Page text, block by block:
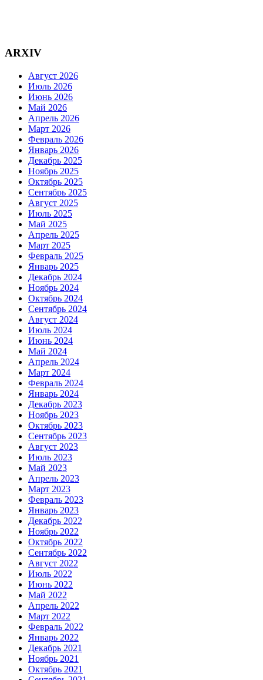
ARXIV
Август 2026
Июль 2026
Июнь 2026
Май 2026
Апрель 2026
Март 2026
Февраль 2026
Январь 2026
Декабрь 2025
Ноябрь 2025
Октябрь 2025
Сентябрь 2025
Август 2025
Июль 2025
Май 2025
Апрель 2025
Март 2025
Февраль 2025
Январь 2025
Декабрь 2024
Ноябрь 2024
Октябрь 2024
Сентябрь 2024
Август 2024
Июль 2024
Июнь 2024
Май 2024
Апрель 2024
Март 2024
Февраль 2024
Январь 2024
Декабрь 2023
Ноябрь 2023
Октябрь 2023
Сентябрь 2023
Август 2023
Июль 2023
Май 2023
Апрель 2023
Март 2023
Февраль 2023
Январь 2023
Декабрь 2022
Ноябрь 2022
Октябрь 2022
Сентябрь 2022
Август 2022
Июль 2022
Июнь 2022
Май 2022
Апрель 2022
Март 2022
Февраль 2022
Январь 2022
Декабрь 2021
Ноябрь 2021
Октябрь 2021